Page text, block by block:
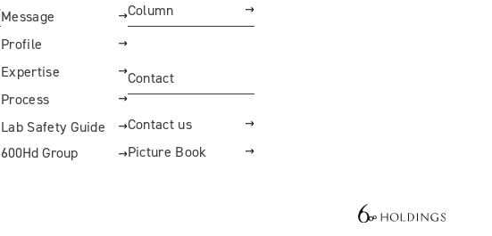
Message
Profile
Expertise
Process
Lab Safety Guide
600Hd Group
Column
Contact
Contact us
Picture Book